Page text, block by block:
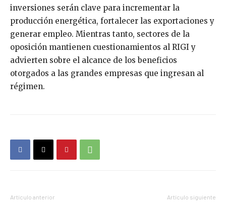
inversiones serán clave para incrementar la
producción energética, fortalecer las exportaciones y
generar empleo. Mientras tanto, sectores de la
oposición mantienen cuestionamientos al RIGI y
advierten sobre el alcance de los beneficios
otorgados a las grandes empresas que ingresan al
régimen.
Artículo anterior Artículo siguiente